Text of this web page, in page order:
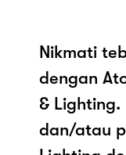
Nikmati
dengan
&
dan/atau